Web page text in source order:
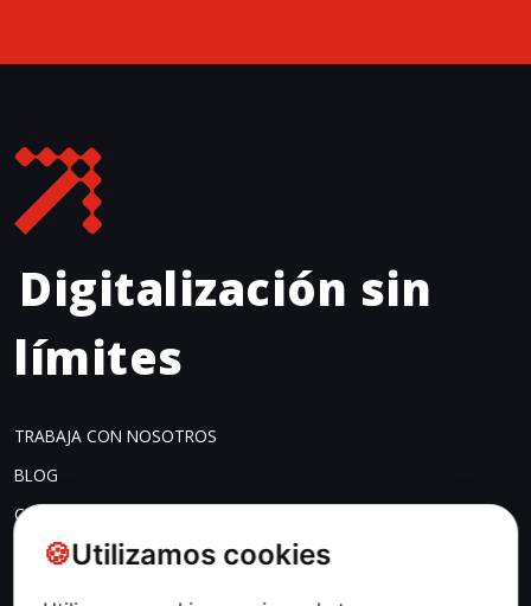
Utilizamos cookies
Digitalización sin
límites
TRABAJA CON NOSOTROS
BLOG
CONTACTO
COOKIES